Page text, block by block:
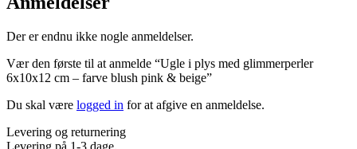
Der er endnu ikke nogle anmeldelser.
Vær den første til at anmelde “Ugle i plys med glimmerperler
6x10x12 cm – farve blush pink & beige”
Du skal være logged in for at afgive en anmeldelse.
Levering og returnering
Levering på 1-3 dage.